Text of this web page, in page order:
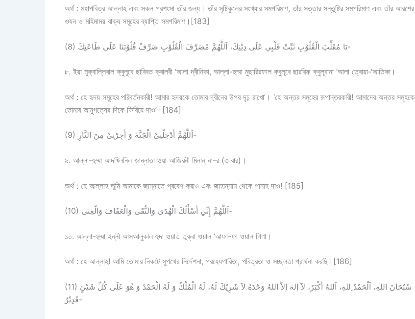
অর্থ : মহাপবিত্র আল্লাহ এবং সকল প্রশংসা তাঁর জন্য। তাঁর সৃষ্টিকুলের সংখ্যার সমপরিমাণ, তাঁর সত্তার সন্তুষ্টির সমপরিমাণ এবং তাঁর আরশের
ওযন ও মহিমাময় বাক্য সমূহের ব্যাপ্তি সমপরিমাণ।[183]
(8) يَا مُقَلِّبَ الْقُلُوْبِ ثَبِّتْ قَلْبِي عَلَى دِيْنِكَ، اَللَّهُمَّ مُصَرِّفَ الْقُلُوْبِ صَرِّفْ قُلُوْبَنَا عَلَى طَاعَتِكَ-
৮. ইয়া মুক্বাল্লিবাল ক্বুলূবে ছাবিবত ক্বালবী ‘আলা দ্বীনিকা, আল্লা-হুম্মা মুছারিরফাল কবুলূবে ছাররিফ ক্বুলূবানা ‘আলা ত্বোয়া-‘আতিকা।
অর্থ : হে হৃদয় সমূহের পরিবর্তনকারী! আমার হৃদয়কে তোমার দ্বীনের উপর দৃঢ় রাখো’। ‘হে অন্তর সমূহের রূপান্তরকারী! আমাদের অন্তর সমূহকে
তোমার আনুগত্যের দিকে ফিরিয়ে দাও’।[184]
(9) اَللَّهُمَّ أَدْخِلْنِىْ الْجَنَّةَ وَ أَجِرْنِىْ مِنَ النَّارِ-
৯. আল্লা-হুম্মা আদখিলনিল জান্নাতা ওয়া আজিরনী মিনান্ না-র (৩ বার)।
অর্থ : হে আল্লাহ তুমি আমাকে জান্নাতে প্রবেশ করাও এবং জাহান্নাম থেকে পানাহ দাও! [185]
(10) اَللَّهُمَّ إِنِّي أَسْأَلُكَ الْهُدَى وَالتُّقَى وَالْعَفَافَ وَالْغِنَى-
১০. আল্লা-হুম্মা ইন্নী আসআলুকাল হুদা ওয়াত তুক্বা ওয়াল ‘আফা-ফা ওয়াল গিণা।
অর্থ : হে আল্লাহ! আমি তোমার নিকটে সুপথের নির্দেশনা, পরহেযগারিতা, পবিত্রতা ও সচ্ছলতা প্রার্থনা করছি।[186]
(11) سُبْحَانَ اللهِ، اَلْحَمْدُ ِللهِ، اَللهُ أَكْبَرُ، لآ إلهَ إلاَّ اللهُ وَحْدَهُ لاَ شَرِيْكَ لَهُ، لَهُ الْمُلْكُ وَ لَهُ الْحَمْدُ وَ هُوَ عَلَى كُلِّ شَيْئٍ
قَدِيْرٌ-